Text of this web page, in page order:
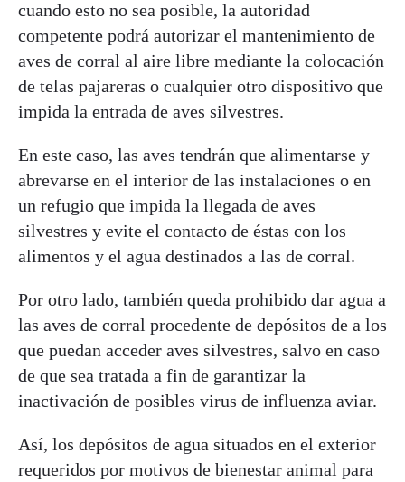
cuando esto no sea posible, la autoridad
competente podrá autorizar el mantenimiento de
aves de corral al aire libre mediante la colocación
de telas pajareras o cualquier otro dispositivo que
impida la entrada de aves silvestres.
En este caso, las aves tendrán que alimentarse y
abrevarse en el interior de las instalaciones o en
un refugio que impida la llegada de aves
silvestres y evite el contacto de éstas con los
alimentos y el agua destinados a las de corral.
Por otro lado, también queda prohibido dar agua a
las aves de corral procedente de depósitos de a los
que puedan acceder aves silvestres, salvo en caso
de que sea tratada a fin de garantizar la
inactivación de posibles virus de influenza aviar.
Así, los depósitos de agua situados en el exterior
requeridos por motivos de bienestar animal para